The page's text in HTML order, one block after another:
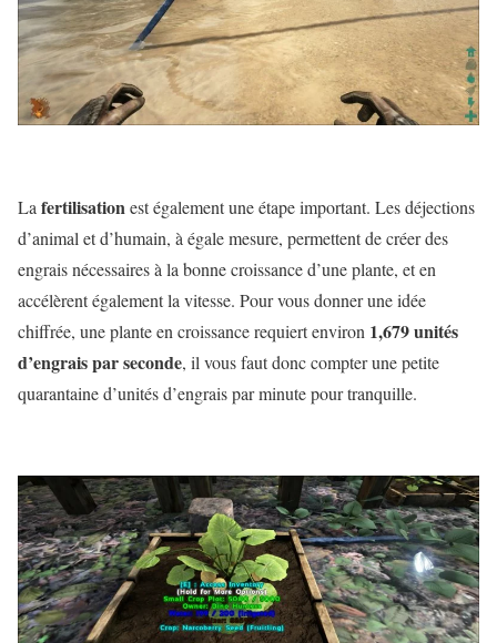
La fertilisationest également une étape important. Les déjections
d’animal et d’humain, à égale mesure, permettent de créer des
engrais nécessaires à la bonne croissance d’une plante, et en
accélèrent également la vitesse. Pour vous donner une idée
chiffrée, une plante en croissance requiert environ 1,679 unités
d’engrais par seconde, il vous faut donc compter une petite
quarantaine d’unités d’engrais par minute pour tranquille.